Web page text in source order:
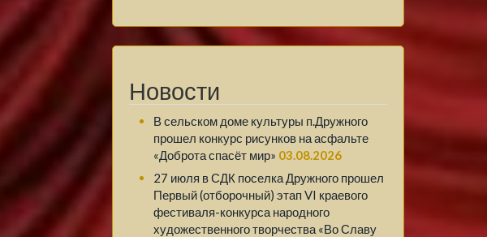
Новости
В сельском доме культуры п.Дружного
прошел конкурс рисунков на асфальте
«Доброта спасёт мир» 03.08.2026
27 июля в СДК поселка Дружного прошел
Первый (отборочный) этап VI краевого
фестиваля-конкурса народного
художественного творчества «Во Славу